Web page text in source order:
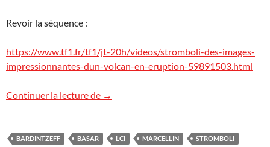
Revoir la séquence :
https://www.tf1.fr/tf1/jt-20h/videos/stromboli-des-images-
impressionnantes-dun-volcan-en-eruption-59891503.html
Continuer la lecture de Le Stromboli sur TF1
→
BARDINTZEFF BASAR LCI MARCELLIN
STROMBOLI